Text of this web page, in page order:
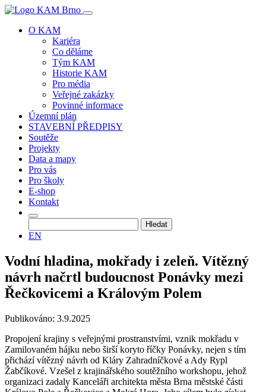
O KAM
Kariéra
Co děláme
Tým KAM
Historie KAM
Pro média
Veřejné zakázky
Povinné informace
Územní plán
STAVEBNÍ PŘEDPISY
Soutěže
Projekty
Data a mapy
Pro vás
Pro školy
E-shop
Kontakt
EN
Vodní hladina, mokřady i zeleň. Vítězný
návrh načrtl budoucnost Ponávky mezi
Řečkovicemi a Královým Polem
Publikováno: 3.9.2025
Propojení krajiny s veřejnými prostranstvími, vznik mokřadu v
Zamilovaném hájku nebo širší koryto říčky Ponávky, nejen s tím
přichází vítězný návrh od Kláry Zahradníčkové a Ady Rypl
Žabčíkové. Vzešel z krajinářského soutěžního workshopu, jehož
organizaci zadaly Kanceláři architekta města Brna městské části